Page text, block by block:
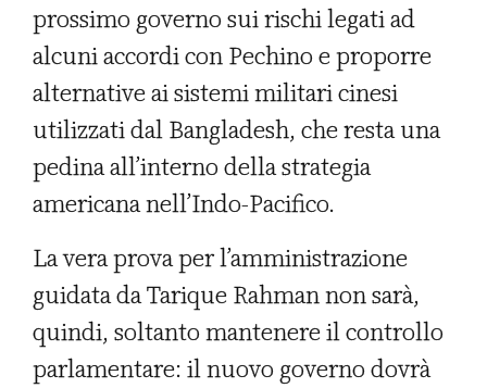
prossimo governo sui rischi legati ad
alcuni accordi con Pechino e proporre
alternative ai sistemi militari cinesi
utilizzati dal Bangladesh, che resta una
pedina all’interno della strategia
americana nell’Indo-Pacifico.
La vera prova per l’amministrazione
guidata da Tarique Rahman non sarà,
quindi, soltanto mantenere il controllo
parlamentare: il nuovo governo dovrà